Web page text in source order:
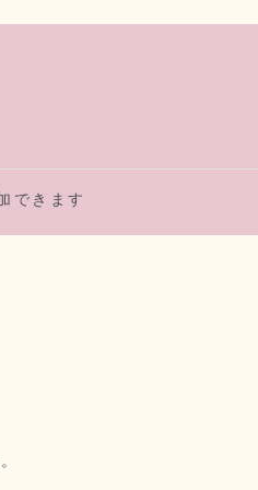
できます